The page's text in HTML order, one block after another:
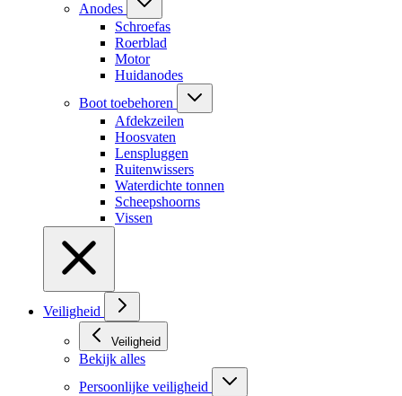
Anodes
Schroefas
Roerblad
Motor
Huidanodes
Boot toebehoren
Afdekzeilen
Hoosvaten
Lenspluggen
Ruitenwissers
Waterdichte tonnen
Scheepshoorns
Vissen
Veiligheid
Veiligheid
Bekijk alles
Persoonlijke veiligheid